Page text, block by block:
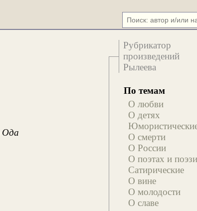
Рубрикатор
произведений
Рылеева
По темам
О любви
О детях
О смерти
О России
О поэтах и
Сатирические
О вине
О молодости
О славе
Ода